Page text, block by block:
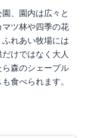
、園内は広々と
ツ林や四季の花
れあい牧場には
けではなく大人
森のシェーブル
食べられます。